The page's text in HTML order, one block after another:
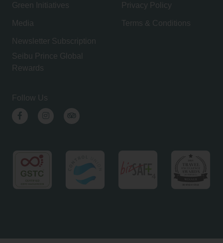
Green Initiatives
Media
Newsletter Subscription
Seibu Prince Global
Rewards
Privacy Policy
Terms & Conditions
Follow Us
FacebookInstagramTripAdvisor